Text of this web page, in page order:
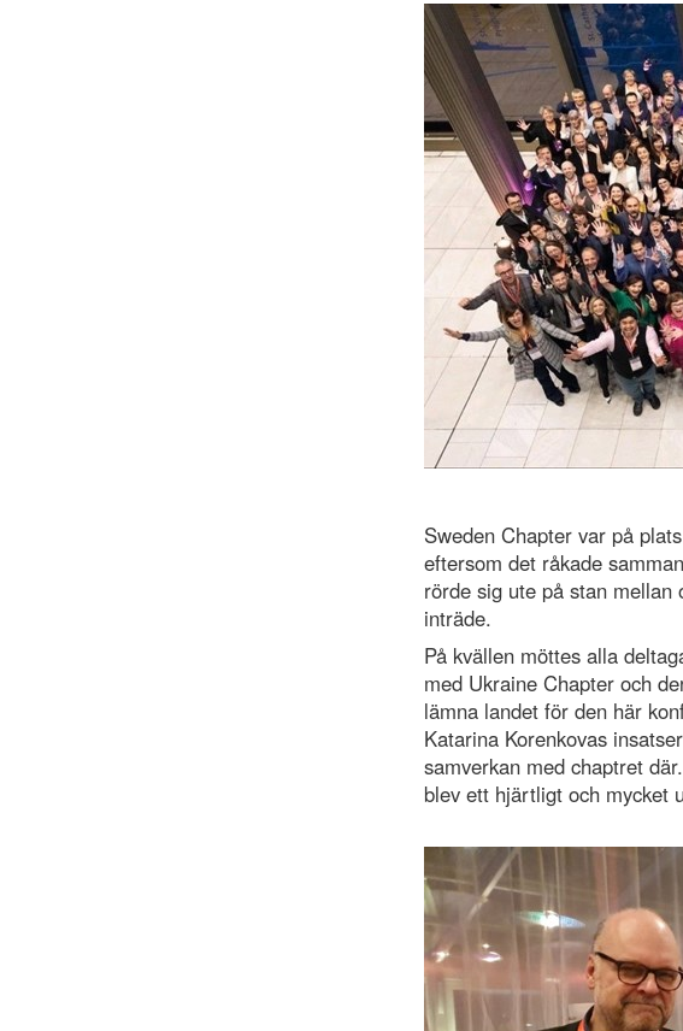
Sweden Chapter var på
eftersom det råkade
rörde sig ute på stan
inträde.
På kvällen möttes alla
med Ukraine Chapter och
lämna landet för den här
Katarina Korenkovas
samverkan med chaptret
blev ett hjärtligt och mycket